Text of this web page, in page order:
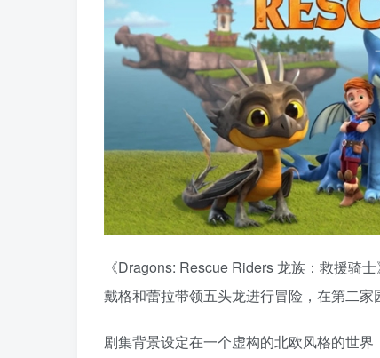
《Dragons: Rescue Riders 龙族：救援骑
戴格和蕾拉带领五头龙进行冒险，在第二家
剧集背景设定在一个虚构的北欧风格的世